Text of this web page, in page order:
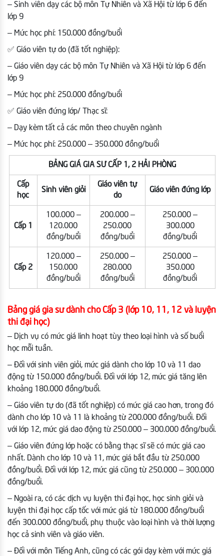
– Sinh viên dạy các bộ môn Tự Nhiên và Xã Hội từ lớp 6 đến
lớp 9
– Mức học phí: 150.000 đồng/buổi
✅ Giáo viên tự do (đã tốt nghiệp):
– Giáo viên dạy các bộ môn Tự Nhiên và Xã Hội từ lớp 6 đến
lớp 9
– Mức học phí: 250.000 đồng/buổi
✅ Giáo viên đứng lớp/ Thạc sĩ:
– Dạy kèm tất cả các môn theo chuyên ngành
– Mức học phí: 250.000 – 350.000 đồng/buổi
BẢNG GIÁ GIA SƯ CẤP 1, 2 HẢI PHÒNG
Cấp
học
Sinh viên giỏi
Giáo viên tự
do
Giáo viên đứng lớp
Cấp 1
100.000 –
120.000
đồng/buổi
200.000 –
250.000
đồng/buổi
250.000 –
300.000
đồng/buổi
Cấp 2
120.000 –
150.000
đồng/buổi
250.000 –
280.000
đồng/buổi
250.000 –
350.000
đồng/buổi
Bảng giá gia sư dành cho Cấp 3 (lớp 10, 11, 12 và luyện
thi đại học)
– Dịch vụ có mức giá linh hoạt tùy theo loại hình và số buổi
học mỗi tuần.
– Đối với sinh viên giỏi, mức giá dành cho lớp 10 và 11 dao
động từ 150.000 đồng/buổi. Đối với lớp 12, mức giá tăng lên
khoảng 180.000 đồng/buổi.
– Giáo viên tự do (đã tốt nghiệp) có mức giá cao hơn, trong đó
dành cho lớp 10 và 11 là khoảng từ 200.000 đồng/buổi. Đối
với lớp 12, mức giá dao động từ 250.000 – 300.000 đồng/buổi.
– Giáo viên đứng lớp hoặc có bằng thạc sĩ sẽ có mức giá cao
nhất. Dành cho lớp 10 và 11, mức giá bắt đầu từ 250.000
đồng/buổi. Đối với lớp 12, mức giá cũng từ 250.000 – 300.000
đồng/buổi.
– Ngoài ra, có các dịch vụ luyện thi đại học, học sinh giỏi và
luyện thi đại học cấp tốc với mức giá từ 180.000 đồng/buổi
đến 300.000 đồng/buổi, phụ thuộc vào loại hình và thời lượng
học cả sinh viên và giáo viên.
– Đối với môn Tiếng Anh, cũng có các gói dạy kèm với mức giá